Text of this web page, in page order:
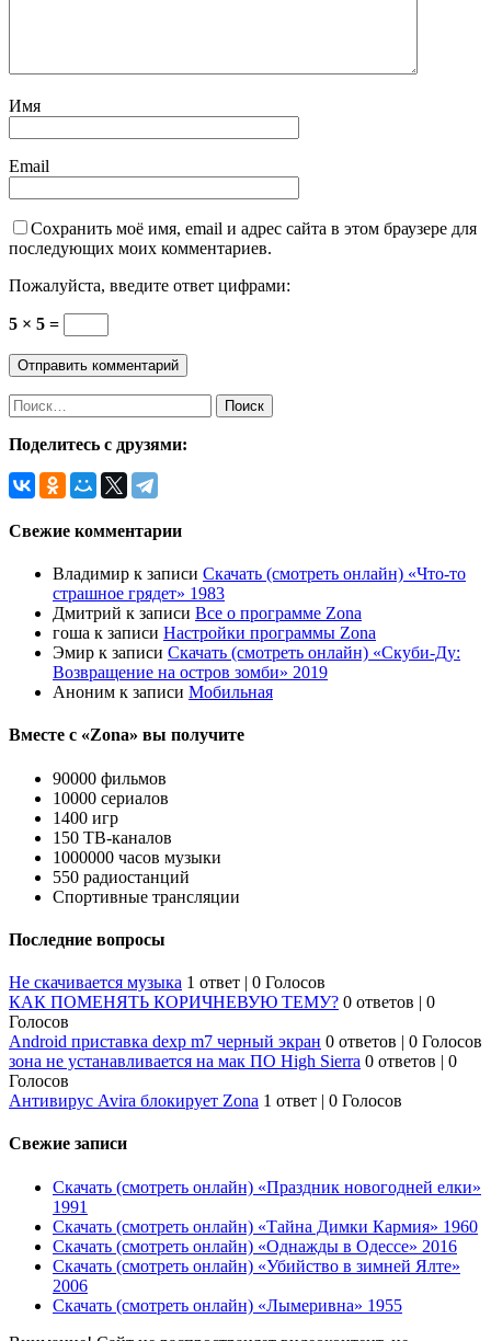
Имя
Email
Сохранить моё имя, email и адрес сайта в этом браузере для
последующих моих комментариев.
Пожалуйста, введите ответ цифрами:
5 × 5 =
Найти:
Поделитесь с друзями:
Свежие комментарии
Владимир к записи Скачать (смотреть онлайн) «Что-то
страшное грядет» 1983
Дмитрий к записи Все о программе Zona
гоша к записи Настройки программы Zona
Эмир к записи Скачать (смотреть онлайн) «Скуби-Ду:
Возвращение на остров зомби» 2019
Аноним к записи Мобильная
Вместе с «Zona» вы получите
90000 фильмов
10000 сериалов
1400 игр
150 ТВ-каналов
1000000 часов музыки
550 радиостанций
Спортивные трансляции
Последние вопросы
Не скачивается музыка 1 ответ | 0 Голосов
КАК ПОМЕНЯТЬ КОРИЧНЕВУЮ ТЕМУ? 0 ответов | 0
Голосов
Android приставка dexp m7 черный экран 0 ответов | 0 Голосов
зона не устанавливается на мак ПО High Sierra 0 ответов | 0
Голосов
Антивирус Avira блокирует Zona 1 ответ | 0 Голосов
Свежие записи
Скачать (смотреть онлайн) «Праздник новогодней елки»
1991
Скачать (смотреть онлайн) «Тайна Димки Кармия» 1960
Скачать (смотреть онлайн) «Однажды в Одессе» 2016
Скачать (смотреть онлайн) «Убийство в зимней Ялте»
2006
Скачать (смотреть онлайн) «Лымеривна» 1955